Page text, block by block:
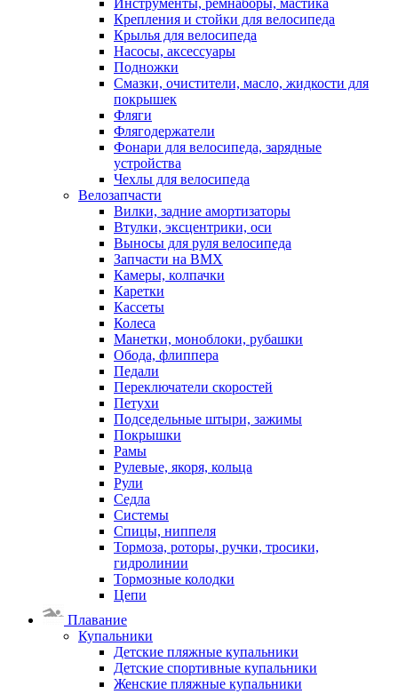
Инструменты, ремнаборы, мастика
Крепления и стойки для велосипеда
Крылья для велосипеда
Насосы, аксессуары
Подножки
Смазки, очистители, масло, жидкости для
покрышек
Фляги
Флягодержатели
Фонари для велосипеда, зарядные
устройства
Чехлы для велосипеда
Велозапчасти
Вилки, задние амортизаторы
Втулки, эксцентрики, оси
Выносы для руля велосипеда
Запчасти на BMX
Камеры, колпачки
Каретки
Кассеты
Колеса
Манетки, моноблоки, рубашки
Обода, флиппера
Педали
Переключатели скоростей
Петухи
Подседельные штыри, зажимы
Покрышки
Рамы
Рулевые, якоря, кольца
Рули
Седла
Системы
Спицы, ниппеля
Тормоза, роторы, ручки, тросики,
гидролинии
Тормозные колодки
Цепи
Плавание
Купальники
Детские пляжные купальники
Детские спортивные купальники
Женские пляжные купальники